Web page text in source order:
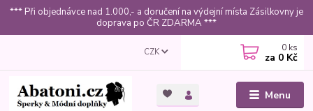
*** Při objednávce nad 1.000,- a doručení na výdejní místa Zásilkovny je
doprava po ČR ZDARMA ***
Menu
CZK 0 ks
za 0 Kč